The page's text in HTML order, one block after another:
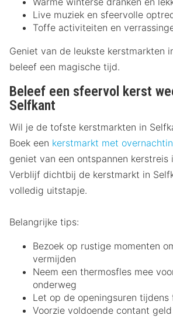
Live muziek en sfeervolle
Toffe activiteiten en
Geniet van de leukste kerstmarkten
beleef een magische tijd.
Beleef een sfeervol kerst
Selfkant
Wil je de tofste kerstmarkten in
Boek een kerstmarkt met
geniet van een ontspannen kerstreis
Verblijf dichtbij de kerstmarkt in
volledig uitstapje.
Belangrijke tips:
Bezoek op rustige momenten
vermijden
Neem een thermosfles mee
onderweg
Let op de openingsuren tijdens
Voorzie voldoende contant geld